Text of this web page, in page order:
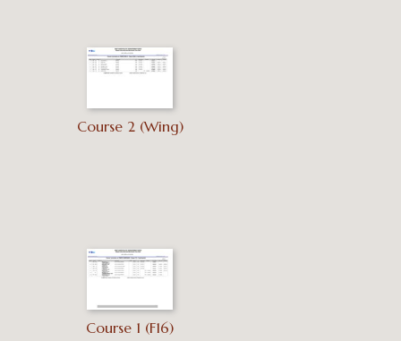
Course 2 (Wing)
Course 1 (F16)